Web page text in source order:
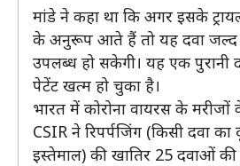
मांडे ने कहा था कि अगर इसके
के अनुरूप आते हैं तो यह दवा जल्द
उपलब्ध हो सकेगी। यह एक पुरानी
पेटेंट खत्म हो चुका है।
भारत में कोरोना वायरस के
CSIR ने रिपर्पजिंग (किसी दवा
इस्तेमाल) की खातिर 25 दवाओं की